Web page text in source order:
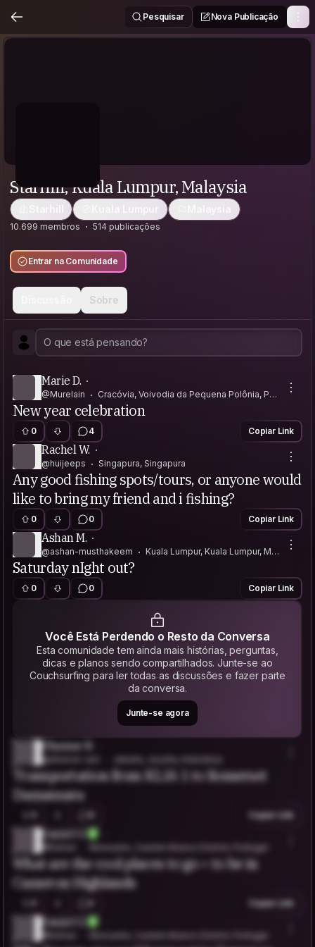
Pesquisar Nova Publicação
Starhill, Kuala Lumpur, Malaysia
Starhill Kuala Lumpur Malaysia
10.699 membros 514 publicações
Entrar na Comunidade
Sobre
Marie D.
@Murelain
Cracóvia, Voivodia da Pequena Polônia, Pol
ônia
New year celebration
0 4 Copiar Link
Rachel W.
@huijeeps Singapura, Singapura
Any good fishing spots/tours, or anyone would
like to bring my friend and i fishing?
0 0 Copiar Link
Ashan M.
@ashan-musthakeem
Kuala Lumpur, Kuala Lumpur, Mal
ásia
Saturday nIght out?
0 0 Copiar Link
Você Está Perdendo o Resto da Conversa
Esta comunidade tem ainda mais histórias, perguntas,
dicas e planos sendo compartilhados. Junte-se ao
Couchsurfing para ler todas as discussões e fazer parte
da conversa.
Junte-se agora
Dhamar R.
Transportation from KLIA 1 to Somerset
Damansara
Copiar Link
Daniel G.
Monsanto, Castelo Branco District, Portugal
What are the cool places to go + to be in
Cameron Highlands
Copiar Link
Daniel G.